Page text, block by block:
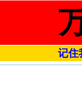
记住